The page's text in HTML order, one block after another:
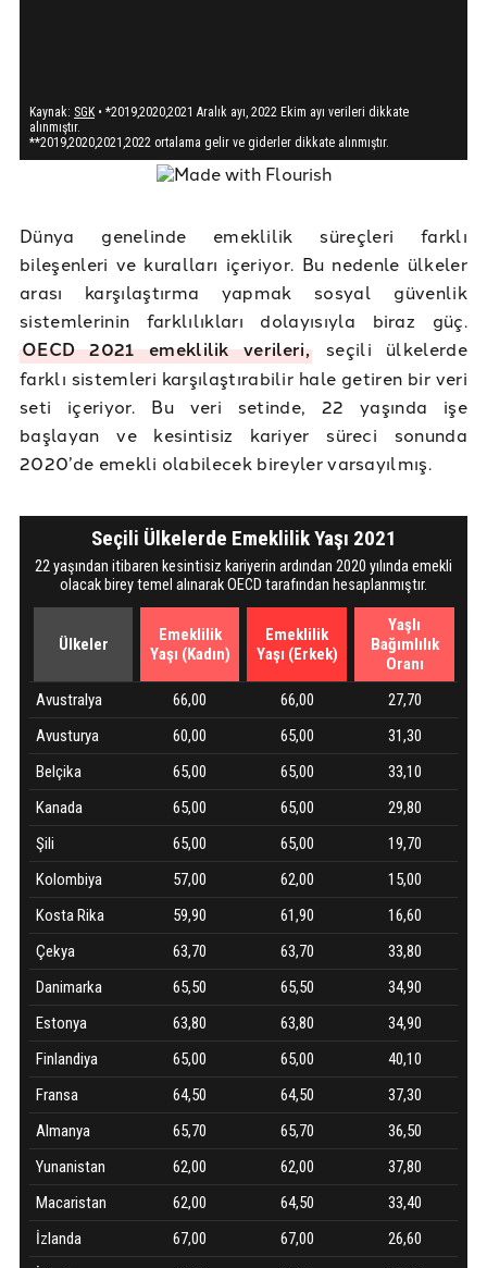
Dünya genelinde emeklilik süreçleri farklı
bileşenleri ve kuralları içeriyor. Bu nedenle ülkeler
arası karşılaştırma yapmak sosyal güvenlik
sistemlerinin farklılıkları dolayısıyla biraz güç.
OECD 2021 emeklilik verileri,seçili ülkelerde
farklı sistemleri karşılaştırabilir hale getiren bir veri
seti içeriyor. Bu veri setinde, 22 yaşında işe
başlayan ve kesintisiz kariyer süreci sonunda
2020’de emekli olabilecek bireyler varsayılmış.